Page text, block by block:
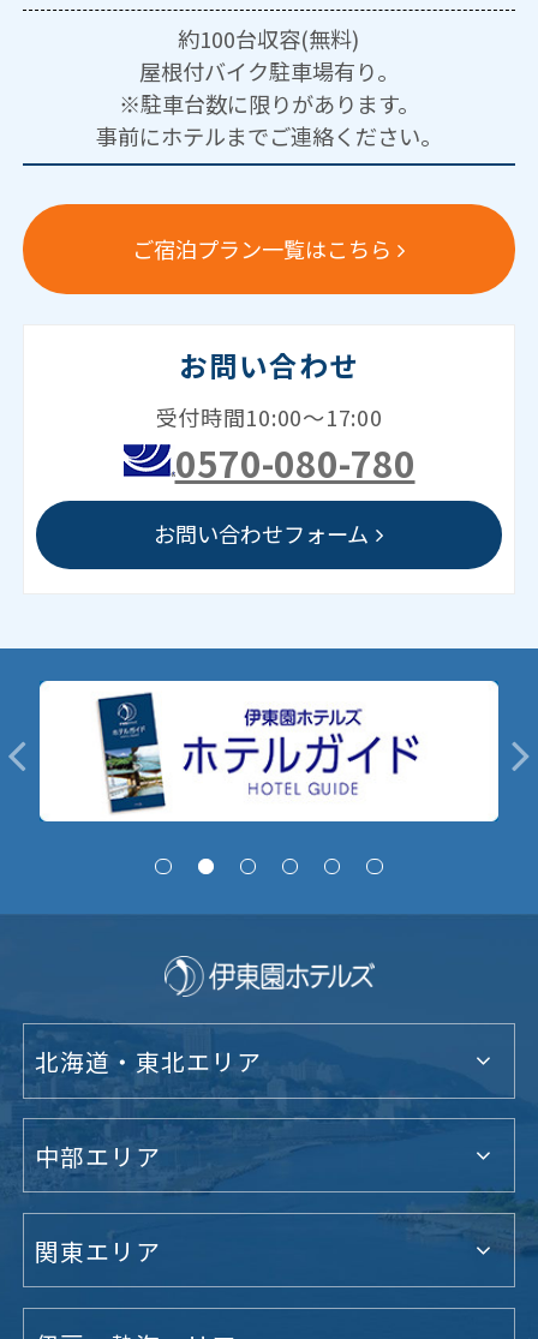
約100台収容(無料)
屋根付バイク駐車場有り。
※駐車台数に限りがあります。
事前にホテルまでご連絡ください。
ご宿泊プラン一覧はこちら
お問い合わせ
受付時間10:00～17:00
0570-080-780
お問い合わせフォーム
北海道・東北エリア
中部エリア
関東エリア